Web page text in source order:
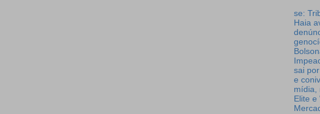
se:
Haia
sai
e
mídia,
Elite e